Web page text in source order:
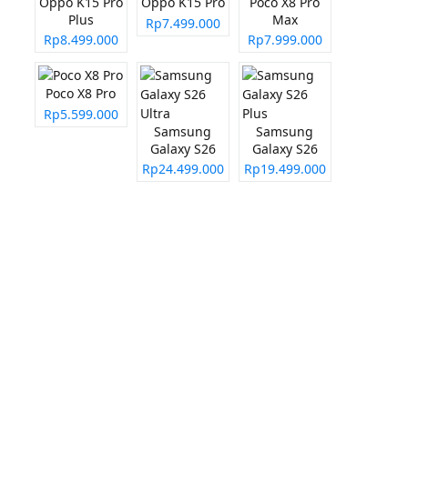
Plus
Rp8.499.000
Rp7.499.000
Max
Rp7.999.000
Poco X8 Pro
Rp5.599.000
Samsung
Galaxy S26
Ultra
Rp24.499.000
Samsung
Galaxy S26
Plus
Rp19.499.000